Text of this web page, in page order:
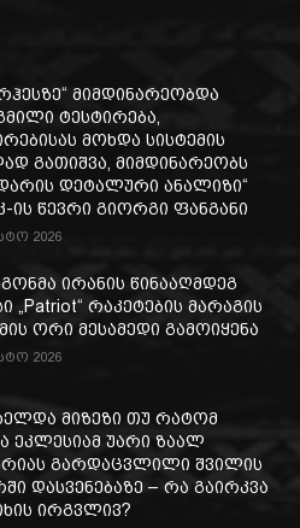
მიმდინარეობდა
ტესტირება,
მოხდა სისტემის
გათიშვა, მიმდინარეობს
დეტალური ანალიზი“
ის წევრი გიორგი ფანგანი
2026
ირანის წინააღმდეგ
„Patriot“ რაკეტების მარაგის
ორი მესამედი გამოიყენა
2026
მიზეზი თუ რატომ
ეკლესიამ უარი ზაალ
გარდაცვლილი შვილის
დასვენებაზე – რა გაირკვა
ირგვლივ?